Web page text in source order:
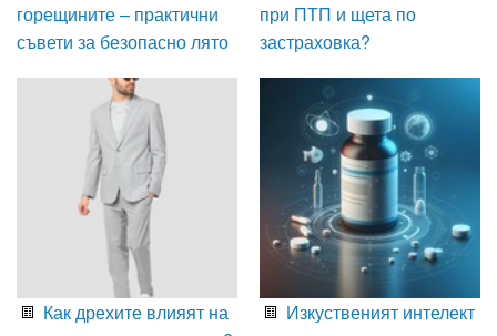
горещините – практични
съвети за безопасно лято
при ПТП и щета по
застраховка?
Как дрехите влияят на
Изкуственият интелект